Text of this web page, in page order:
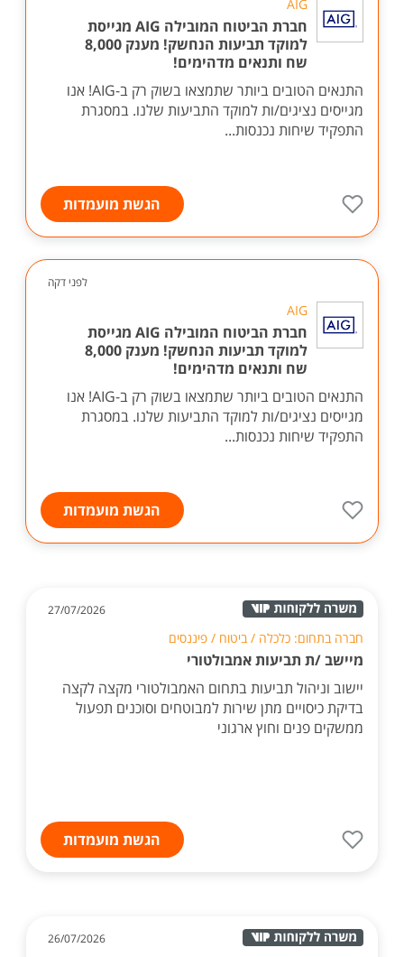
AIG
חברת הביטוח המובילה AIG מגייסת
למוקד תביעות הנחשק! מענק 8,000
שח ותנאים מדהימים!
התנאים הטובים ביותר שתמצאו בשוק רק ב-AIG! אנו
מגייסים נציגים/ות למוקד התביעות שלנו. במסגרת
התפקיד שיחות נכנסות...
הגשת מועמדות
לפני דקה
AIG
חברת הביטוח המובילה AIG מגייסת
למוקד תביעות הנחשק! מענק 8,000
שח ותנאים מדהימים!
התנאים הטובים ביותר שתמצאו בשוק רק ב-AIG! אנו
מגייסים נציגים/ות למוקד התביעות שלנו. במסגרת
התפקיד שיחות נכנסות...
הגשת מועמדות
27/07/2026
חברה בתחום: כלכלה / ביטוח / פיננסים
מיישב /ת תביעות אמבולטורי
יישוב וניהול תביעות בתחום האמבולטורי מקצה לקצה
בדיקת כיסויים מתן שירות למבוטחים וסוכנים תפעול
ממשקים פנים וחוץ ארגוני
הגשת מועמדות
26/07/2026